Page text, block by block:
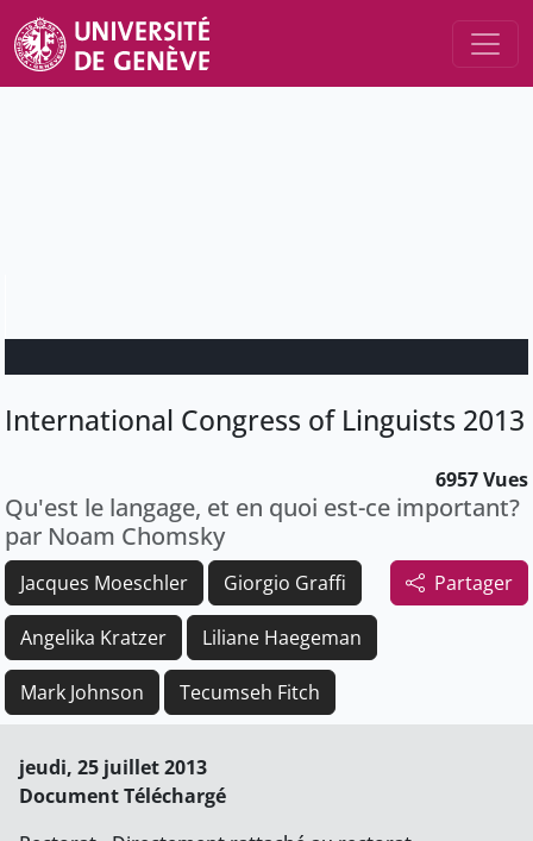
International Congress of Linguists 2013
6957 Vues
Qu'est le langage, et en quoi est-ce important?
par Noam Chomsky
Partager
Jacques Moeschler Giorgio Graffi
Angelika Kratzer Liliane Haegeman
Mark Johnson Tecumseh Fitch
jeudi, 25 juillet 2013
Document Téléchargé